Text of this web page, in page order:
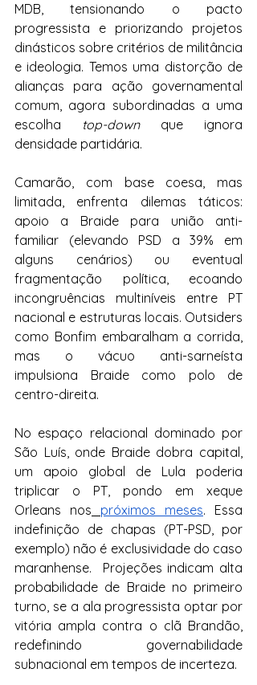
MDB, tensionando o pacto
progressista e priorizando projetos
dinásticos sobre critérios de militância
e ideologia. Temos uma distorção de
alianças para ação governamental
comum, agora subordinadas a uma
escolha top-down que ignora
densidade partidária.
Camarão, com base coesa, mas
limitada, enfrenta dilemas táticos:
apoio a Braide para união anti-
familiar (elevando PSD a 39% em
alguns cenários) ou eventual
fragmentação política, ecoando
incongruências multiníveis entre PT
nacional e estruturas locais. Outsiders
como Bonfim embaralham a corrida,
mas o vácuo anti-sarneísta
impulsiona Braide como polo de
centro-direita.
No espaço relacional dominado por
São Luís, onde Braide dobra capital,
um apoio global de Lula poderia
triplicar o PT, pondo em xeque
Orleans nos
próximos meses. Essa
indefinição de chapas (PT-PSD, por
exemplo) não é exclusividade do caso
maranhense.  Projeções indicam alta
probabilidade de Braide no primeiro
turno, se a ala progressista optar por
vitória ampla contra o clã Brandão,
redefinindo governabilidade
subnacional em tempos de incerteza.